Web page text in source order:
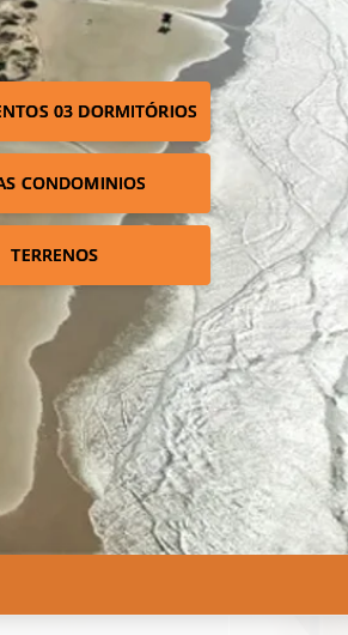
03 DORMITÓRIOS
CONDOMINIOS
TERRENOS